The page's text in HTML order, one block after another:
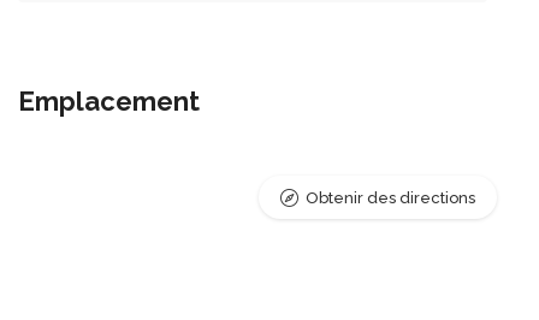
Emplacement
Obtenir des directions